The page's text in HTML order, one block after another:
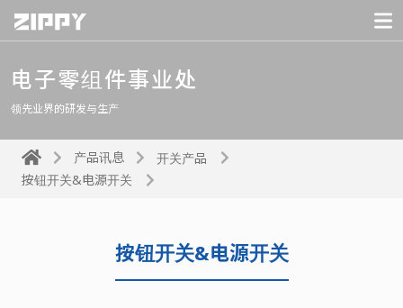
电子零组件事业处
领先业界的研发与生产
产品讯息
开关产品
按钮开关&电源开关
按钮开关&电源开关